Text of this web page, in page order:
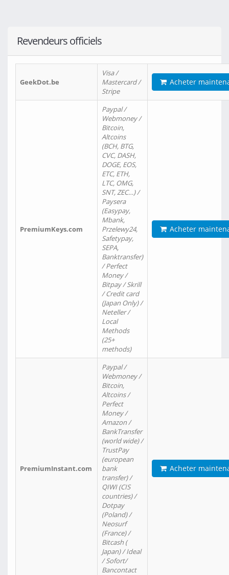
Revendeurs officiels
GeekDot.be
Visa /
Mastercard /
Stripe
Acheter
PremiumKeys.com
Paypal /
Webmoney /
Bitcoin,
Altcoins
(BCH, BTG,
CVC, DASH,
DOGE, EOS,
ETC, ETH,
LTC, OMG,
SNT, ZEC…) /
Paysera
(Easypay,
Mbank,
Przelewy24,
Safetypay,
SEPA,
Banktransfer)
/ Perfect
Money /
Bitpay / Skrill
/ Credit card
(Japan Only) /
Neteller /
Local
Methods
(25+
methods)
Acheter
PremiumInstant.com
Paypal /
Webmoney /
Bitcoin,
Altcoins /
Perfect
Money /
Amazon /
BankTransfer
(world wide) /
TrustPay
(european
bank
transfer) /
QIWI (CIS
countries) /
Dotpay
(Poland) /
Neosurf
(France) /
Bitcash (
Japan) / Ideal
/ Sofort/
Bancontact
Acheter